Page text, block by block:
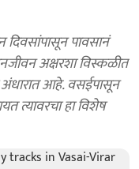
पावसानं
अक्षरशा विस्कळीत
अंधारात आहे. वसईपासून
त्यावरचा हा विशेष